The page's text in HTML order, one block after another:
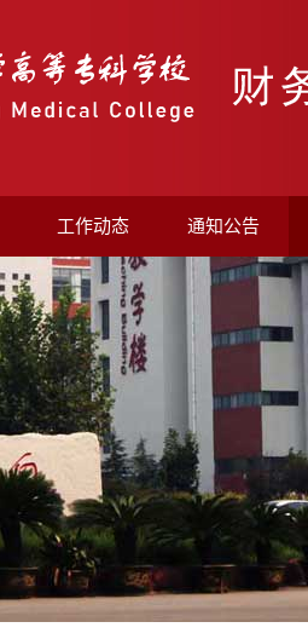
工作动态 通知公告